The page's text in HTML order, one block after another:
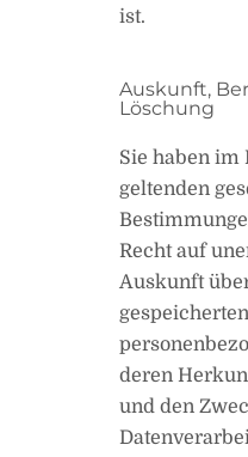
ist.
Auskunft,
Löschung
Sie haben im
geltenden
Recht auf
Auskunft
gespeicherten
deren
und den